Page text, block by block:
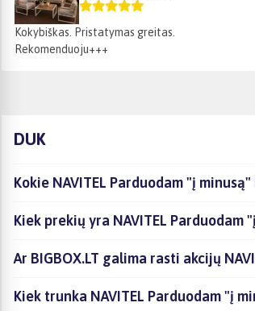
Kokybiškas. Pristatymas greitas.
Rekomenduoju+++
DUK
Kokie NAVITEL Parduodam "į
Kiek prekių yra NAVITEL
Ar BIGBOX.LT galima rasti akcijų
Kiek trunka NAVITEL Parduodam "į